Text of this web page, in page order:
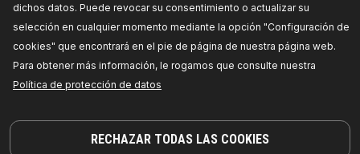
dichos datos. Puede revocar su consentimiento o actualizar su
selección en cualquier momento mediante la opción "Configuración de
cookies" que encontrará en el pie de página de nuestra página web.
Para obtener más información, le rogamos que consulte nuestra
Política de protección de datos
RECHAZAR TODAS LAS COOKIES
¡PIEZAS EN LAS QUE PUEDE CONFIAR!
JOSEF-ORLOPP-STRASSE 55
10365 BERLIN
PRODUCTOS COLABORACIÓN